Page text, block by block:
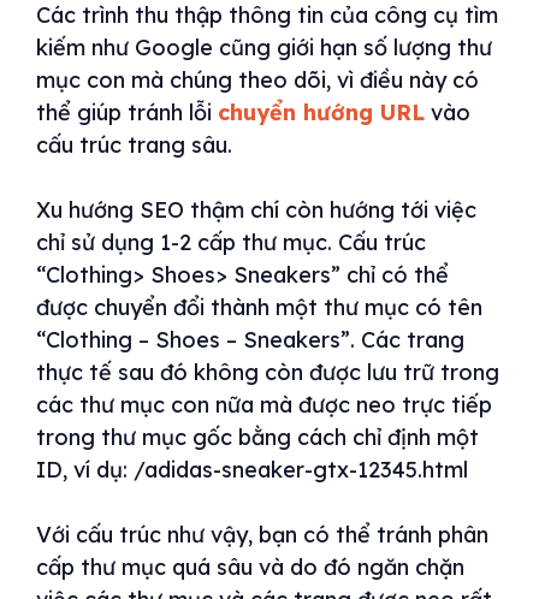
Các trình thu thập thông tin của công cụ tìm
kiếm như Google cũng giới hạn số lượng thư
mục con mà chúng theo dõi, vì điều này có
thể giúp tránh lỗi chuyển hướng URL vào
cấu trúc trang sâu.
Xu hướng SEO thậm chí còn hướng tới việc
chỉ sử dụng 1-2 cấp thư mục. Cấu trúc
“Clothing> Shoes> Sneakers” chỉ có thể
được chuyển đổi thành một thư mục có tên
“Clothing – Shoes – Sneakers”. Các trang
thực tế sau đó không còn được lưu trữ trong
các thư mục con nữa mà được neo trực tiếp
trong thư mục gốc bằng cách chỉ định một
ID, ví dụ: /adidas-sneaker-gtx-12345.html
Với cấu trúc như vậy, bạn có thể tránh phân
cấp thư mục quá sâu và do đó ngăn chặn